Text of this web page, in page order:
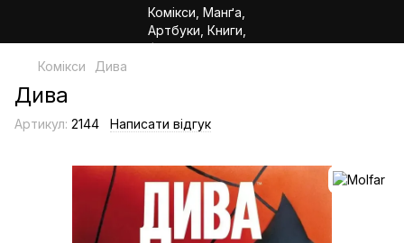
Комікси Дива
Дива
Артикул: 2144 Написати відгук